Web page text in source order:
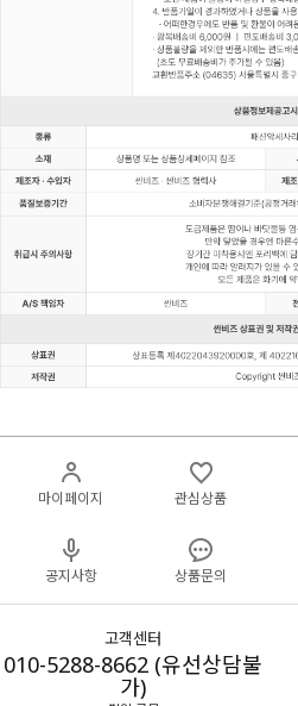
마이페이지 관심상품
공지사항 상품문의
고객센터
010-5288-8662 (유선상담불
가)